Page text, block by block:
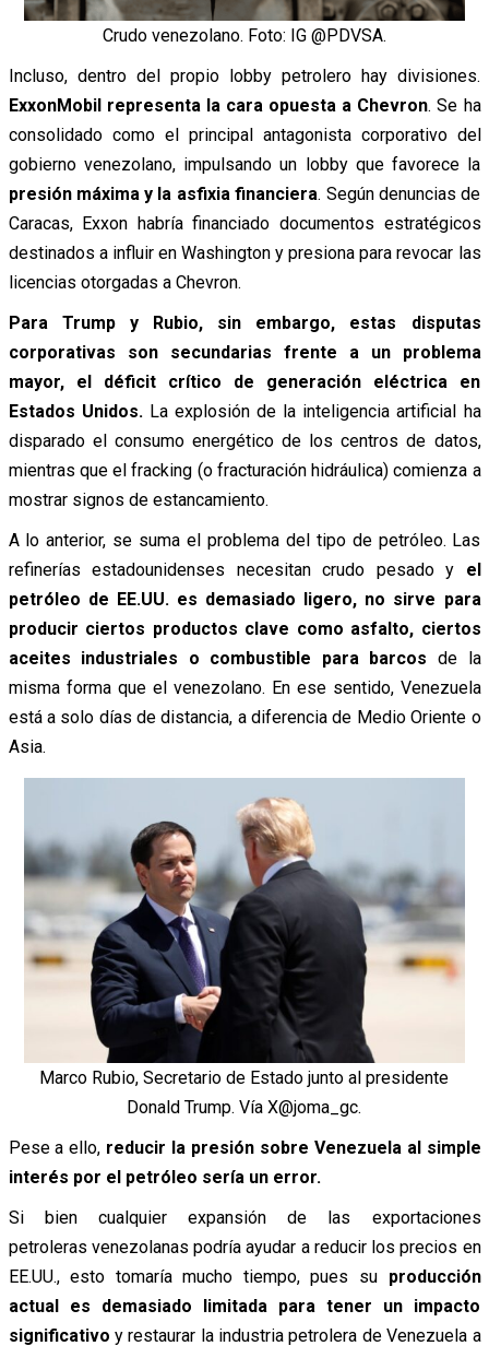
Crudo venezolano. Foto: IG @PDVSA.
Incluso, dentro del propio lobby petrolero hay divisiones.
ExxonMobil representa la cara opuesta a Chevron. Se ha
consolidado como el principal antagonista corporativo del
gobierno venezolano, impulsando un lobby que favorece la
presión máxima y la asfixia financiera. Según denuncias de
Caracas, Exxon habría financiado documentos estratégicos
destinados a influir en Washington y presiona para revocar las
licencias otorgadas a Chevron.
Para Trump y Rubio, sin embargo, estas disputas
corporativas son secundarias frente a un problema
mayor, el déficit crítico de generación eléctrica en
Estados Unidos. La explosión de la inteligencia artificial ha
disparado el consumo energético de los centros de datos,
mientras que el fracking (o fracturación hidráulica) comienza a
mostrar signos de estancamiento.
A lo anterior, se suma el problema del tipo de petróleo. Las
refinerías estadounidenses necesitan crudo pesado y el
petróleo de EE.UU. es demasiado ligero, no sirve para
producir ciertos productos clave como asfalto, ciertos
aceites industriales o combustible para barcos de la
misma forma que el venezolano. En ese sentido, Venezuela
está a solo días de distancia, a diferencia de Medio Oriente o
Asia.
Marco Rubio, Secretario de Estado junto al presidente
Donald Trump. Vía X@joma_gc.
Pese a ello, reducir la presión sobre Venezuela al simple
interés por el petróleo sería un error.
Si bien cualquier expansión de las exportaciones
petroleras venezolanas podría ayudar a reducir los precios en
EE.UU., esto tomaría mucho tiempo, pues suproducción
actual es demasiado limitada para tener un impacto
significativo y restaurar la industria petrolera de Venezuela a